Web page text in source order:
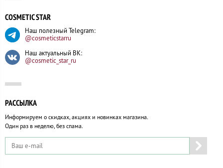
COSMETIC STAR
Наш полезный Telegram:
@cosmeticstarru
Наш актуальный ВК:
@cosmetic_star_ru
РАССЫЛКА
Информируем о скидках, акциях и новинках магазина.
Один раз в неделю, без спама.